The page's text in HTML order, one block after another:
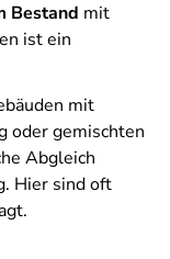
Bestand mit
ist ein
mit
oder gemischten
Abgleich
Hier sind oft